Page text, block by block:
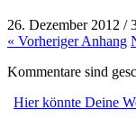
26. Dezember 2012 /
« VorherigerAnhang
Kommentare sind
Hier könnte Deine